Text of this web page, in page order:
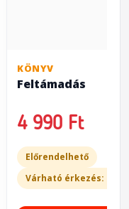
KÖNYV
Feltámadás
4 990 Ft
Előrendelhető
Várható érkezés: 2-3